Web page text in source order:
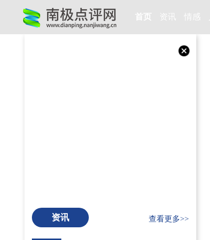
首页 资讯 情感
资讯 查看更多>>